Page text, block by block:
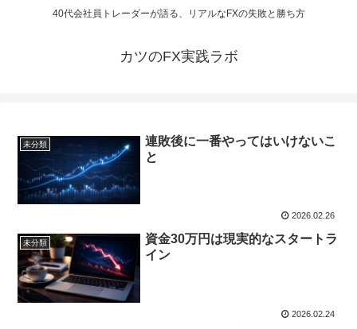
40代会社員トレーダーが語る、リアルなFXの失敗と勝ち方
カツのFX実践ラボ
未分類
連敗後に一番やってはいけないこ
と
2026.02.26
未分類
資金30万円は現実的なスタートラ
イン
2026.02.24